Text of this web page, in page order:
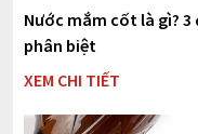
Nước mắm cốt là gì?
phân biệt
XEM CHI TIẾT